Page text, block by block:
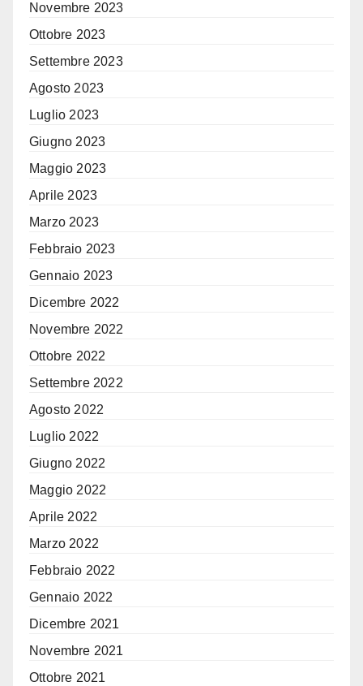
Novembre 2023
Ottobre 2023
Settembre 2023
Agosto 2023
Luglio 2023
Giugno 2023
Maggio 2023
Aprile 2023
Marzo 2023
Febbraio 2023
Gennaio 2023
Dicembre 2022
Novembre 2022
Ottobre 2022
Settembre 2022
Agosto 2022
Luglio 2022
Giugno 2022
Maggio 2022
Aprile 2022
Marzo 2022
Febbraio 2022
Gennaio 2022
Dicembre 2021
Novembre 2021
Ottobre 2021